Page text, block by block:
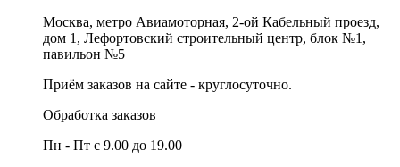
Москва, метро Авиамоторная, 2-ой Кабельный проезд,
дом 1, Лефортовский строительный центр, блок №1,
павильон №5
Приём заказов на сайте - круглосуточно.
Обработка заказов
Пн - Пт с 9.00 до 19.00